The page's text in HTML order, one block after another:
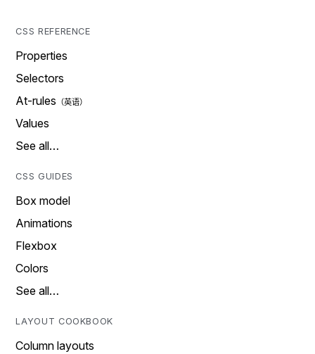
CSS REFERENCE
Properties
Selectors
At-rules
Values
See all…
CSS GUIDES
Box model
Animations
Flexbox
Colors
See all…
LAYOUT COOKBOOK
Column layouts